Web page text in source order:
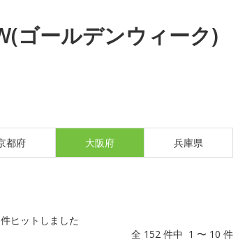
ゴールデンウィーク)
都府 大阪府 兵庫県
件ヒットしました
全 152 件中 1 〜 10 件